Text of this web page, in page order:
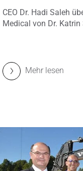
CEO Dr. Hadi Saleh
Medical von Dr.
Mehr lesen